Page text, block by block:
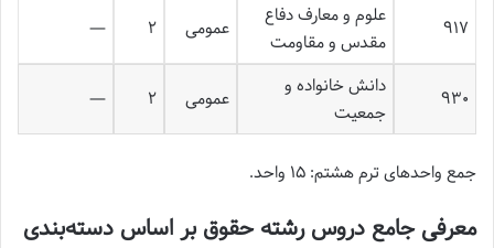
۹۱۷
علوم و معارف دفاع
مقدس و مقاومت
عمومی ۲ —
۹۳۰
دانش خانواده و
جمعیت
عمومی ۲ —
جمع واحدهای ترم هشتم: ۱۵ واحد.
معرفی جامع دروس رشته حقوق بر اساس دسته‌بندی